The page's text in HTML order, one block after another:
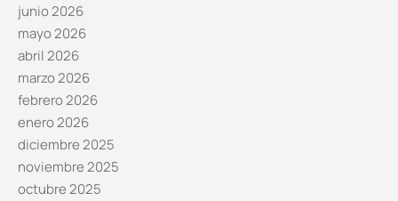
junio 2026
mayo 2026
abril 2026
marzo 2026
febrero 2026
enero 2026
diciembre 2025
noviembre 2025
octubre 2025